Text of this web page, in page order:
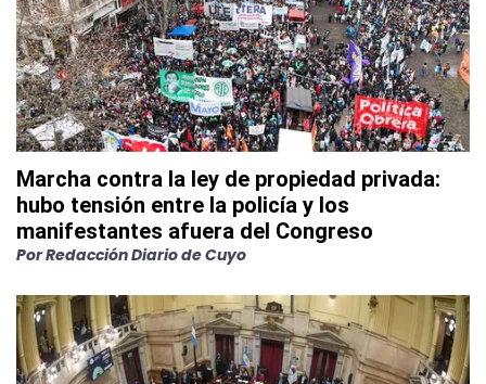
Marcha contra la ley de propiedad privada:
hubo tensión entre la policía y los
manifestantes afuera del Congreso
PorRedacción Diario de Cuyo